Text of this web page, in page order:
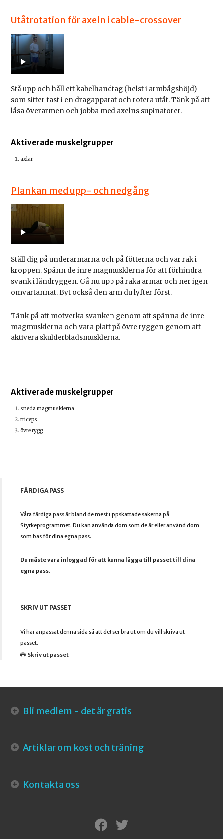
Utåtrotation för axeln i cable-crossover
Stå upp och håll ett kabelhandtag (helst i armbågshöjd)
som sitter fast i en dragapparat och rotera utåt. Tänk på att
låsa överarmen och jobba med axelns supinatorer.
Aktiverade muskelgrupper
axlar
Plankan med upp- och nedgång
Ställ dig på underarmarna och på fötterna och var rak i
kroppen. Spänn de inre magmusklerna för att förhindra
svank i ländryggen. Gå nu upp på raka armar och ner igen
omvartannat. Byt också den arm du lyfter först.
Tänk på att motverka svanken genom att spänna de inre
magmusklerna och vara platt på övre ryggen genom att
aktivera skulderbladsmusklerna.
Aktiverade muskelgrupper
sneda magmusklerna
triceps
övre rygg
FÄRDIGA PASS
Våra färdiga pass är bland de mest uppskattade sakerna på
Styrkeprogrammet. Du kan använda dom som de är eller använd dom
som bas för dina egna pass.
Du måste vara inloggad för att kunna lägga till passet till dina
egna pass.
SKRIV UT PASSET
Vi har anpassat denna sida så att det ser bra ut om du vill skriva ut
passet.
Skriv ut passet
Bli medlem - det är gratis
Artiklar om kost och träning
Kontakta oss